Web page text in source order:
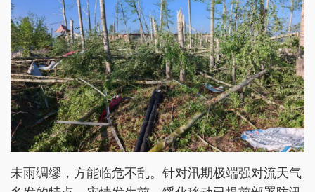
未雨绸缪，方能临危不乱。针对汛期极端强对流天气